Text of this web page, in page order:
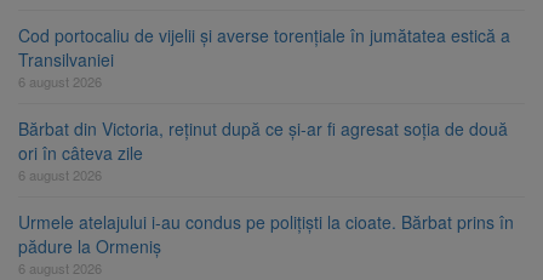
Cod portocaliu de vijelii și averse torențiale în jumătatea estică a
Transilvaniei
6 august 2026
Bărbat din Victoria, reținut după ce și-ar fi agresat soția de două
ori în câteva zile
6 august 2026
Urmele atelajului i-au condus pe polițiști la cioate. Bărbat prins în
pădure la Ormeniș
6 august 2026